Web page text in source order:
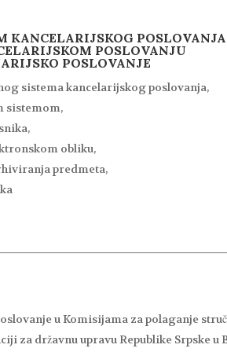
KANCELARIJSKOG POSLOVANJA
POSLOVANJU
POSLOVANJE
sistema kancelarijskog poslovanja,
sistemom,
obliku,
predmeta,
u Komisijama za polaganje
za državnu upravu Republike Srpske u